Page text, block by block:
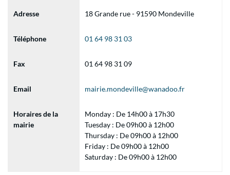
Adresse 18 Grande rue - 91590 Mondeville
Téléphone 01 64 98 31 03
Fax 01 64 98 31 09
Email mairie.mondeville@wanadoo.fr
Horaires de la
mairie
Monday : De 14h00 à 17h30
Tuesday : De 09h00 à 12h00
Thursday : De 09h00 à 12h00
Friday : De 09h00 à 12h00
Saturday : De 09h00 à 12h00